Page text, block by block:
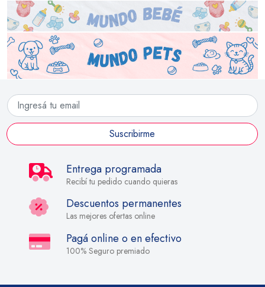
Suscribirme
Entrega programada
Recibí tu pedido cuando quieras
Descuentos permanentes
Las mejores ofertas online
Pagá online o en efectivo
100% Seguro premiado